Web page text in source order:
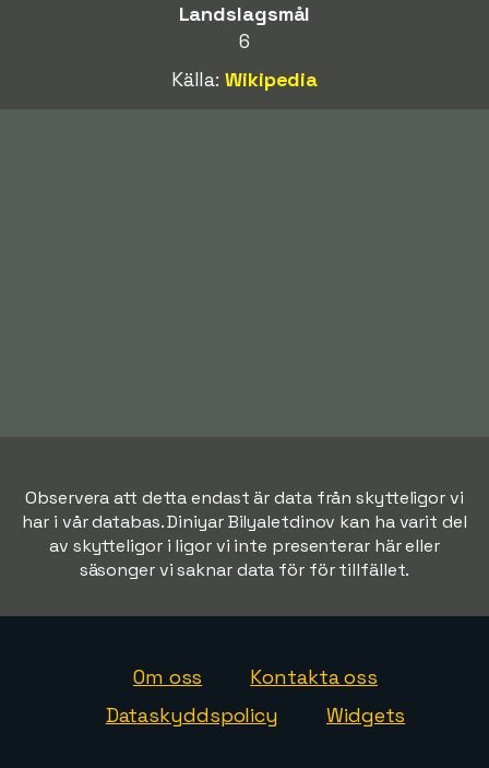
Landslagsmål
6
Källa:Wikipedia
Observera att detta endast är data från skytteligor vi
har i vår databas. Diniyar Bilyaletdinov kan ha varit del
av skytteligor i ligor vi inte presenterar här eller
säsonger vi saknar data för för tillfället.
Om oss
Kontakta oss
Dataskyddspolicy
Widgets